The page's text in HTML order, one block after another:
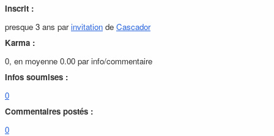
Inscrit :
presque 3 ans parinvitation de Cascador
Karma :
0, en moyenne 0.00 par info/commentaire
Infos soumises :
0
Commentaires postés :
0